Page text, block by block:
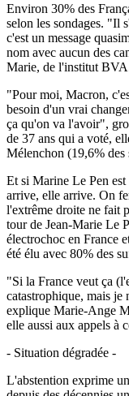
Environ 30% des
selon les sondages. "Il
c'est un message
nom avec aucun des
Marie, de l'institut
"Pour moi, Macron,
besoin d'un vrai
ça qu'on va l'avoir",
de 37 ans qui a voté,
Mélenchon (19,6% des
Et si Marine Le Pen
arrive, elle arrive. On
l'extrême droite ne fait
tour de Jean-Marie Le
électrochoc en France
été élu avec 80% des
"Si la France veut ça
catastrophique, mais je
explique Marie-Ange
elle aussi aux appels à
- Situation dégradée -
L'abstention exprime